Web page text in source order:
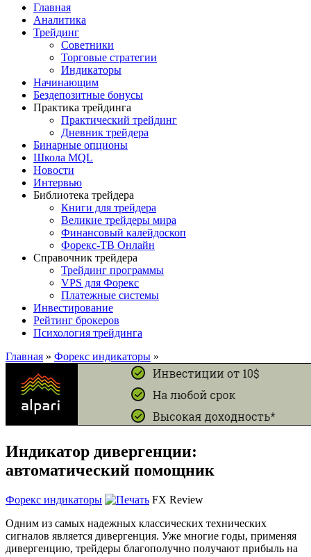
Главная
Аналитика
Трейдинг
Советники
Торговые стратегии
Индикаторы
Начинающим
Бездепозитные бонусы
Практика трейдинга
Практический трейдинг
Дневник трейдера
Бинарные опционы
Школа MQL
Новости
Интервью
Библиотека трейдера
Книги для трейдера
Великие трейдеры мира
Финансовый калейдоскоп
Форекс-ТВ Онлайн
Справочник трейдера
Трейдинг программы
VPS для Форекс
Платежные системы
Инвестирование
Рейтинг брокеров
Психология трейдинга
Главная » Форекс индикаторы »
Индикатор дивергенции:
автоматический помощник
Форекс индикаторы
FX Review
Одним из самых надежных классических технических
сигналов является дивергенция. Уже многие годы, применяя
дивергенцию, трейдеры благополучно получают прибыль на